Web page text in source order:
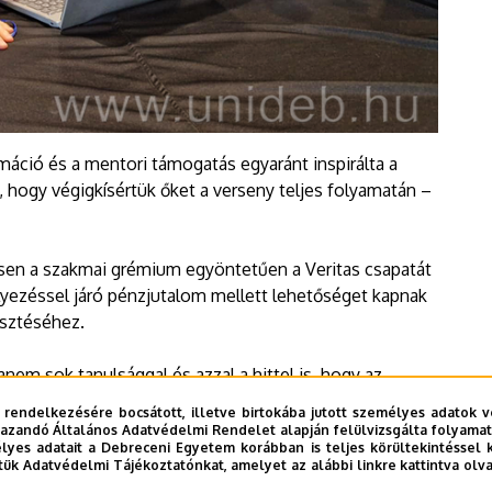
és a mentori támogatás egyaránt inspirálta a
végigkísértük őket a verseny teljes folyamatán –
a szakmai grémium egyöntetűen a Veritas csapatát
járó pénzjutalom mellett lehetőséget kapnak
sok tanulsággal és azzal a hittel is, hogy az
eredményezhet – értékelt
Tamarii Shenheliia , a
bocsátott, illetve birtokába jutott személyes adatok
Általános Adatvédelmi Rendelet alapján felülvizsgálta
adatait a Debreceni Egyetem korábban is teljes
Adatvédelmi Tájékoztatónkat, amelyet az alábbi linkre kattintva